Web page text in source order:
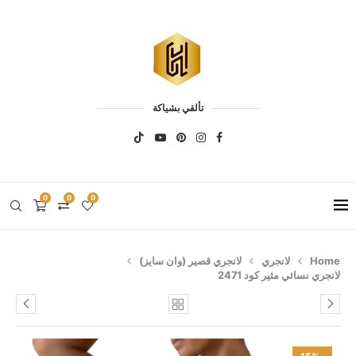
تألقي بشياكة
0 0 0
Home لانجري
لانجري قصير (وان سايز)
لانجري نسائي مثير كود 2471